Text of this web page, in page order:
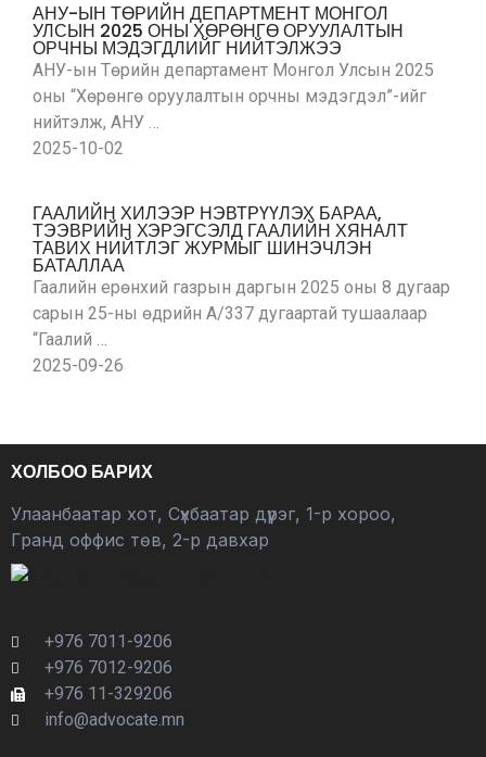
АНУ-ЫН ТӨРИЙН ДЕПАРТМЕНТ МОНГОЛ
УЛСЫН 2025 ОНЫ ХӨРӨНГӨ ОРУУЛАЛТЫН
ОРЧНЫ МЭДЭГДЛИЙГ НИЙТЭЛЖЭЭ
АНУ-ын Төрийн департамент Монгол Улсын 2025
оны “Хөрөнгө оруулалтын орчны мэдэгдэл”-ийг
нийтэлж, АНУ …
2025-10-02
ГААЛИЙН ХИЛЭЭР НЭВТРҮҮЛЭХ БАРАА,
ТЭЭВРИЙН ХЭРЭГСЭЛД ГААЛИЙН ХЯНАЛТ
ТАВИХ НИЙТЛЭГ ЖУРМЫГ ШИНЭЧЛЭН
БАТАЛЛАА
Гаалийн ерөнхий газрын даргын 2025 оны 8 дугаар
сарын 25-ны өдрийн А/337 дугаартай тушаалаар
“Гаалий …
2025-09-26
ХОЛБОО БАРИХ
Улаанбаатар хот, Сүхбаатар дүүрэг, 1-р хороо,
Гранд оффис төв, 2-р давхар
+976 7011-9206
+976 7012-9206
+976 11-329206
info@advocate.mn